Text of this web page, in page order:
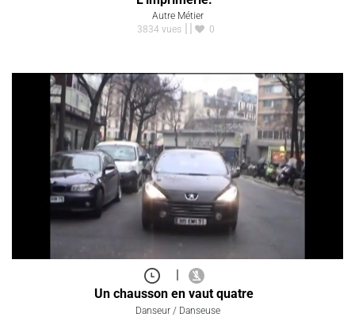
Autre Métier
3834 vues
0
|
Un chausson en vaut quatre
Danseur / Danseuse